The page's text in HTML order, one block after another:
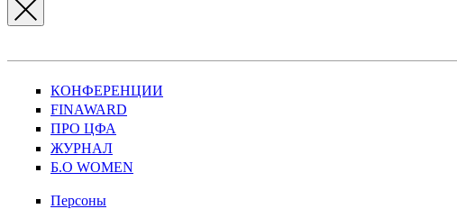
КОНФЕРЕНЦИИ
FINAWARD
ПРО ЦФА
ЖУРНАЛ
Б.О WOMEN
Персоны